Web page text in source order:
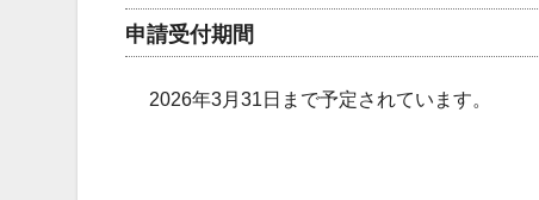
申請受付期間
2026年3月31日まで予定されています。